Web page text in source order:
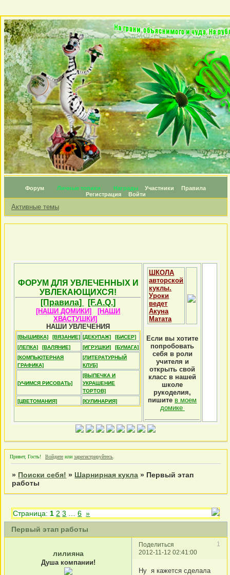
Форум Личные топики Награды Участники
Правила
Регистрация
Войти
Активные темы
ФОРУМ ДЛЯ УВЛЕЧЕННЫХ И
УВЛЕКАЮЩИХСЯ!
[Правила]
[F.A.Q.]
[НАШИ ДОМИКИ]
[НАШИ
ХВАСТУШКИ]
НАШИ УВЛЕЧЕНИЯ
[ВЫШИВКА] [ВЯЗАНИЕ] [ДЕКУПАЖ]
[БИСЕР]
[ЛЕПКА]
[ВАЛЯНИЕ] [ИГРУШКИ]
[БУМАГА]
[КОМПЬЮТЕРНАЯ
ГРАФИКА]
[ЛИТЕРАТУРНЫЙ
КЛУБ]
[УЧИМСЯ РИСОВАТЬ]
[ВЫПЕЧКА И
УКРАШЕНИЕ
ТОРТОВ]
[ЦВЕТОМАНИЯ]
[КУЛИНАРИЯ]
ШКОЛА
авторской
куклы.
Уроки
ведет
Акуна
Матата
Если вы хотите
попробовать
себя в роли
учителя и
открыть свой
класс в нашей
школе
рукоделия,
пишите в моем
домике
Привет, Гость! Войдите или зарегистрируйтесь
» Поиски себя! » Шарнирная кукла » Первый этап
работы
Первый этап работы
Страница: 1 2 3 6 »
Поделиться
1
2012-11-12 02:41:00
лилияна
Душа компании!
Ну я кажется сделала